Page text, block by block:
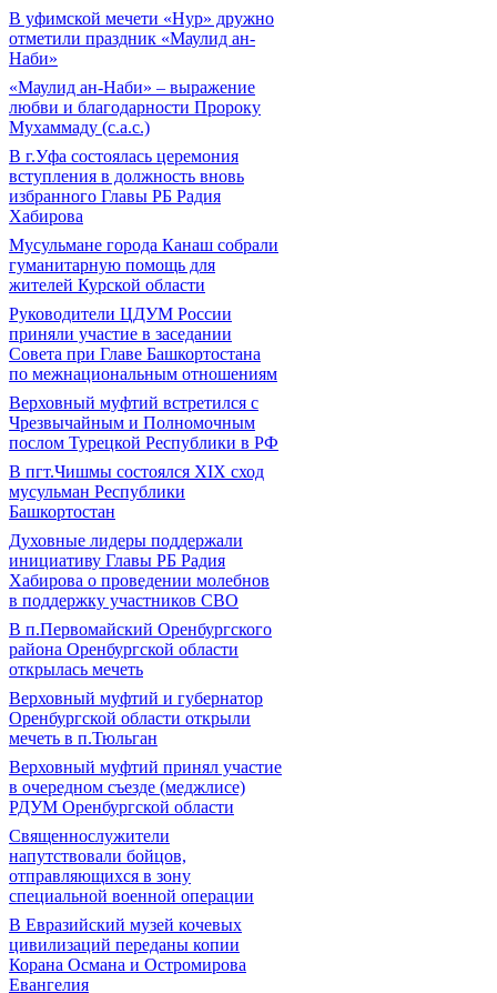
В уфимской мечети «Нур» дружно
отметили праздник «Маулид ан-
Наби»
«Маулид ан-Наби» – выражение
любви и благодарности Пророку
Мухаммаду (с.а.с.)
В г.Уфа состоялась церемония
вступления в должность вновь
избранного Главы РБ Радия
Хабирова
Мусульмане города Канаш собрали
гуманитарную помощь для
жителей Курской области
Руководители ЦДУМ России
приняли участие в заседании
Совета при Главе Башкортостана
по межнациональным отношениям
Верховный муфтий встретился с
Чрезвычайным и Полномочным
послом Турецкой Республики в РФ
В пгт.Чишмы состоялся XIX сход
мусульман Республики
Башкортостан
Духовные лидеры поддержали
инициативу Главы РБ Радия
Хабирова о проведении молебнов
в поддержку участников СВО
В п.Первомайский Оренбургского
района Оренбургской области
открылась мечеть
Верховный муфтий и губернатор
Оренбургской области открыли
мечеть в п.Тюльган
Верховный муфтий принял участие
в очередном съезде (меджлисе)
РДУМ Оренбургской области
Священнослужители
напутствовали бойцов,
отправляющихся в зону
специальной военной операции
В Евразийский музей кочевых
цивилизаций переданы копии
Корана Османа и Остромирова
Евангелия